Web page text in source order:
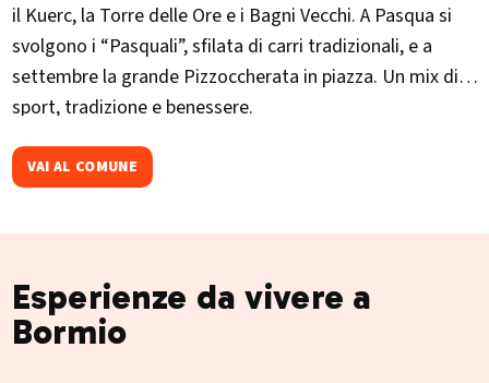
il Kuerc, la Torre delle Ore e i Bagni Vecchi. A Pasqua si
svolgono i “Pasquali”, sfilata di carri tradizionali, e a
settembre la grande Pizzoccherata in piazza. Un mix di
sport, tradizione e benessere.
VAI AL COMUNE
Esperienze da vivere a
Bormio